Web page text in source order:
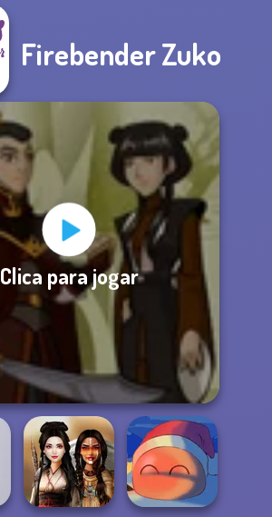
Firebender Zuko
Clica para jogar